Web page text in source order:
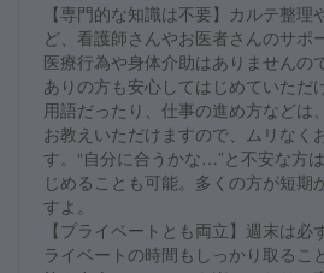
【専門的な知識は不要】カルテ整理
ど、看護師さんやお医者さんのサポ
医療行為や身体介助はありませんの
ありの方も安心してはじめていただ
用語だったり、仕事の進め方などは
お教えいただけますので、ムリなく
す。“自分に合うかな…”と不安な方
じめることも可能。多くの方が短期
すよ。
【プライベートとも両立】週末は
ライベートの時間もしっかり取るこ